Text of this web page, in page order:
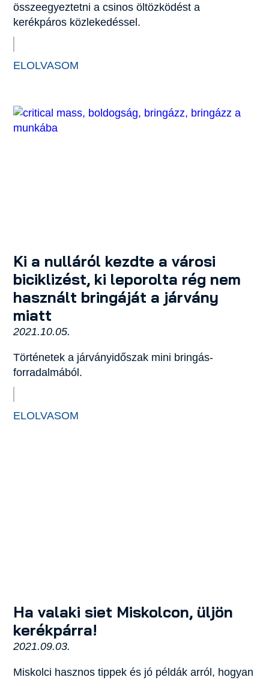
összeegyeztetni a csinos öltözködést a
kerékpáros közlekedéssel.
ELOLVASOM
Ki a nulláról kezdte a városi
biciklizést, ki leporolta rég nem
használt bringáját a járvány
miatt
2021.10.05.
Történetek a járványidőszak mini bringás-
forradalmából.
ELOLVASOM
Ha valaki siet Miskolcon, üljön
kerékpárra!
2021.09.03.
Miskolci hasznos tippek és jó példák arról, hogyan